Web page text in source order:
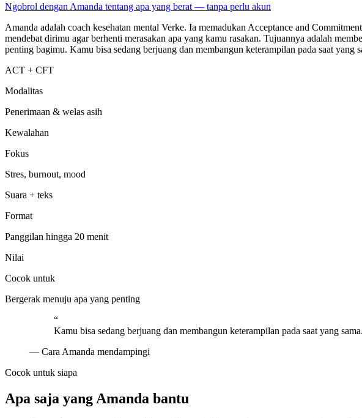
Ngobrol dengan Amanda tentang apa yang berat — tanpa perlu akun
Amanda adalah coach kesehatan mental Verke. Ia memadukan Acceptance and
mendebat dirimu agar berhenti merasakan apa yang kamu rasakan. Tujuannya adalah
penting bagimu. Kamu bisa sedang berjuang dan membangun keterampilan pada saat yang
ACT + CFT
Modalitas
Penerimaan & welas asih
Kewalahan
Fokus
Stres, burnout, mood
Suara + teks
Format
Panggilan hingga 20 menit
Nilai
Cocok untuk
Bergerak menuju apa yang penting
“
Kamu bisa sedang berjuang dan membangun keterampilan pada saat yang sama.
— Cara Amanda mendampingi
Cocok untuk siapa
Apa saja yang Amanda bantu